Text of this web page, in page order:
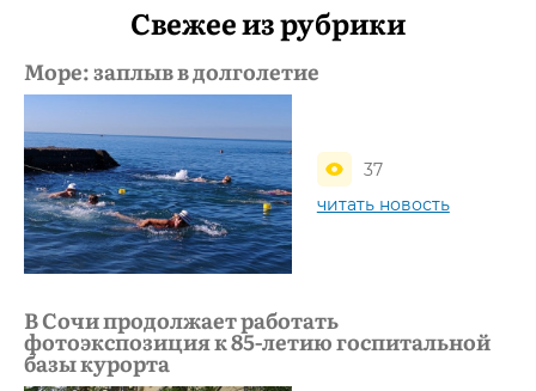
Свежее из рубрики
Море: заплыв в долголетие
37
читать новость
В Сочи продолжает работать
фотоэкспозиция к 85-летию госпитальной
базы курорта